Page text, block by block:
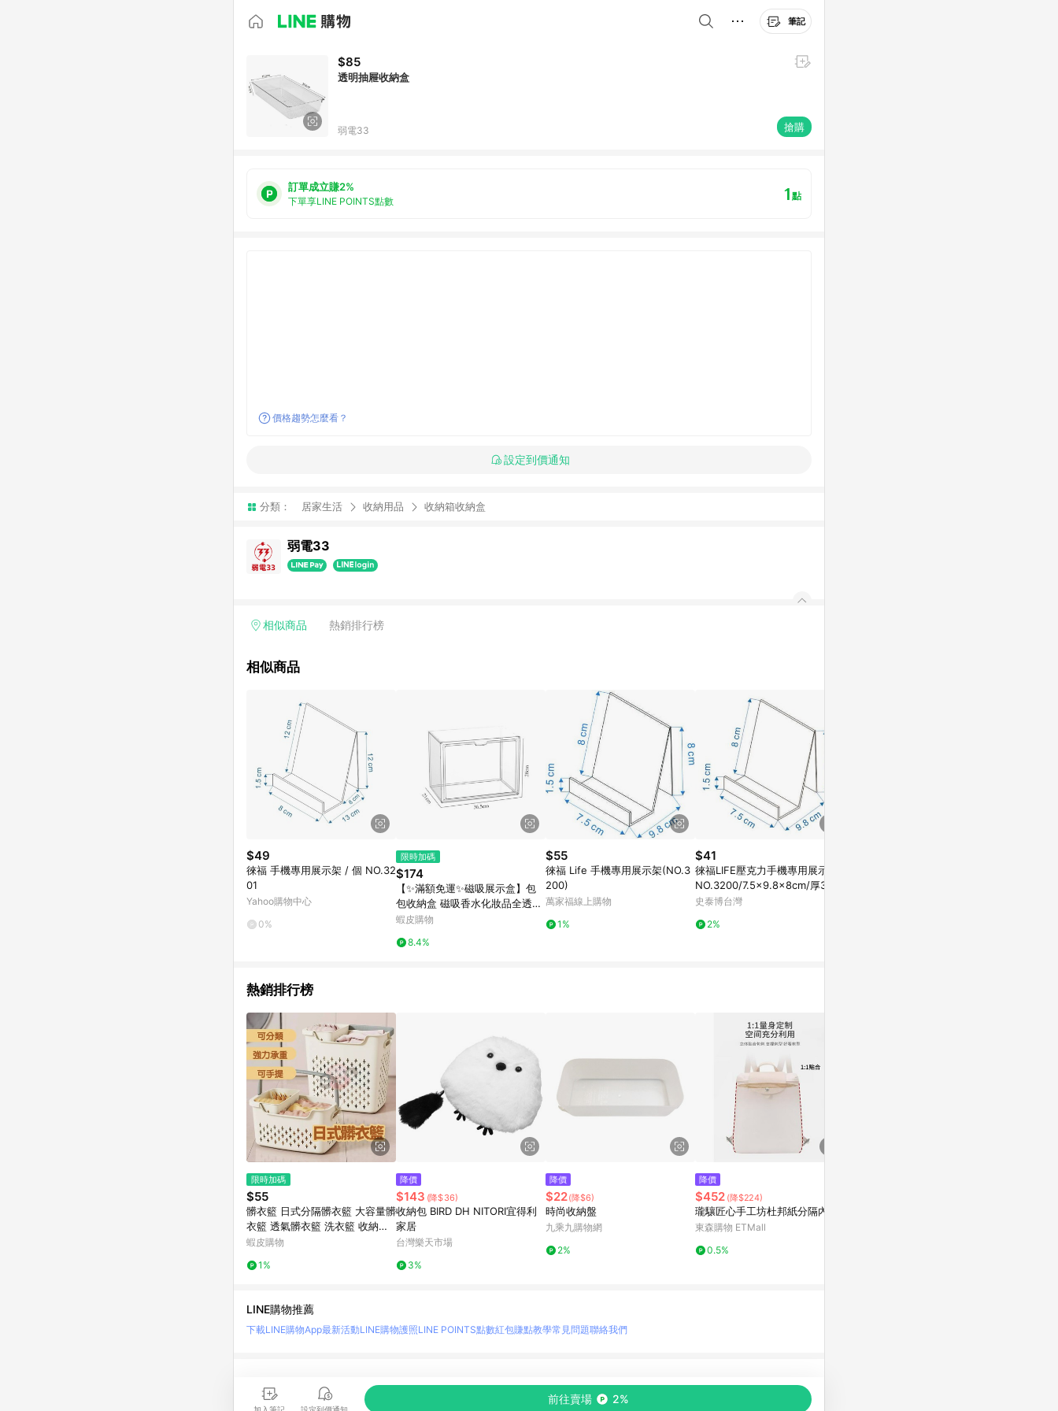
筆記
$85
透明抽屜收納盒
弱電33 搶購
訂單成立賺2%
下單享LINE POINTS點數 1點
價格趨勢怎麼看？
設定到價通知
分類： 居家生活 收納用品 收納箱收納盒
弱電33
相似商品 熱銷排行榜
相似商品
$49
徠福 手機專用展示架 / 個 NO.32
01
Yahoo購物中心
0%
限時加碼
$174
【✨滿額免運✨磁吸展示盒】包
包收納盒 磁吸香水化妝品全透明
展示櫃 亞克力防塵收納櫃 家用多
蝦皮購物
8.4%
$55
徠福 Life 手機專用展示架(NO.3
200)
萬家福線上購物
1%
$41
徠福LIFE壓克力手機專用展示架/
NO.3200/7.5x9.8x8cm/厚3mm
史泰博台灣
2%
熱銷排行榜
限時加碼
$55
髒衣籃 日式分隔髒衣籃 大容量髒
衣籃 透氣髒衣籃 洗衣籃 收納籃
收納框 分類收納籃 洗衣收納 手
蝦皮購物
1%
降價
$143 (降$36)
收納包 BIRD DH NITORI宜得利
家居
台灣樂天市場
3%
降價
$22(降$6)
時尚收納盤
九乘九購物網
2%
降價
$452 (降$224)
瓏驤匠心手工坊杜邦紙分隔內膽
東森購物 ETMall
0.5%
前往賣場 2%
LINE購物推薦
下載LINE購物App最新活動LINE購物護照LINE POINTS點數紅包賺點教學常見問題聯絡我們
LINE 購物是匯集購物情報與商品資訊的整合性平台，並依購物情報中的趨勢與風格做合作網路商家的延伸商品推薦，商品資料更新會有
時間差，請務必點擊商品至各合作網路商家，確認現售價與購物條件，一切資訊以合作廠商網頁為準。